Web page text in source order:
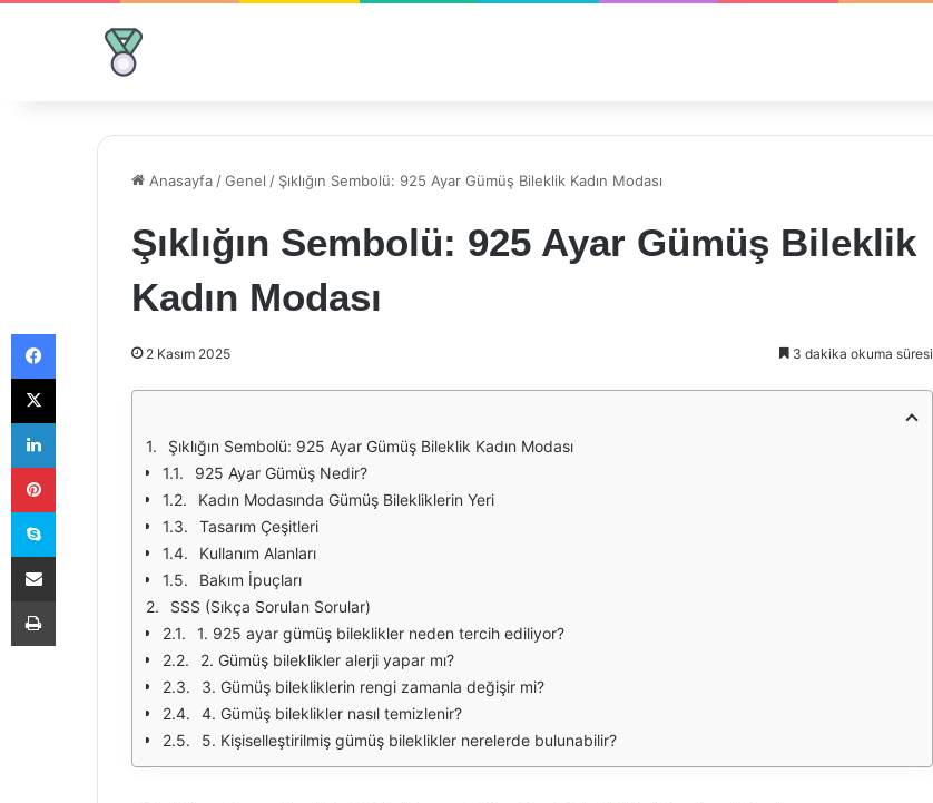
Anasayfa /Genel / Şıklığın Sembolü: 925 Ayar Gümüş Bileklik Kadın Modası
Şıklığın Sembolü: 925 Ayar Gümüş Bileklik
Kadın Modası
2 Kasım 2025 3 dakika okuma süresi
Şıklığın Sembolü: 925 Ayar Gümüş Bileklik Kadın Modası
925 Ayar Gümüş Nedir?
Kadın Modasında Gümüş Bilekliklerin Yeri
Tasarım Çeşitleri
Kullanım Alanları
Bakım İpuçları
SSS (Sıkça Sorulan Sorular)
1. 925 ayar gümüş bileklikler neden tercih ediliyor?
2. Gümüş bileklikler alerji yapar mı?
3. Gümüş bilekliklerin rengi zamanla değişir mi?
4. Gümüş bileklikler nasıl temizlenir?
5. Kişiselleştirilmiş gümüş bileklikler nerelerde bulunabilir?
Facebook
X
LinkedIn
Pinterest
Skype
E-Posta ile paylaş